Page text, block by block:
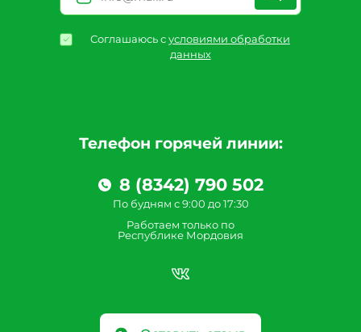
Телефон горячей линии:
8 (8342) 790 502
По будням с 9:00 до 17:30
Работаем только по
Республике Мордовия
Соглашаюсь сусловиями обработки
данных